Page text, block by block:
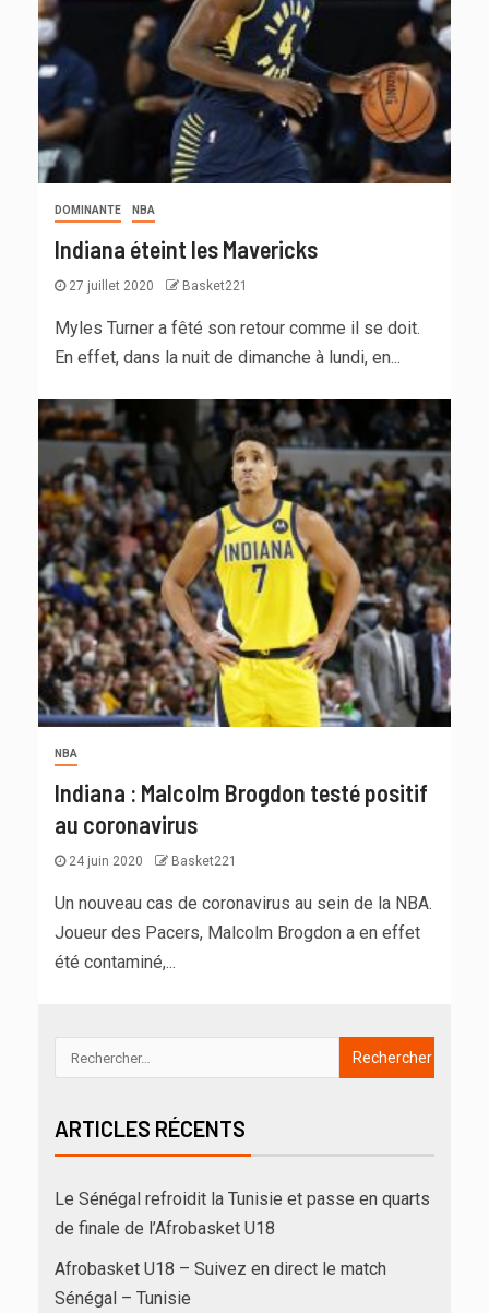
DOMINANTE NBA
Indiana éteint les Mavericks
27 juillet 2020 Basket221
Myles Turner a fêté son retour comme il se doit.
En effet, dans la nuit de dimanche à lundi, en...
NBA
Indiana : Malcolm Brogdon testé positif
au coronavirus
24 juin 2020 Basket221
Un nouveau cas de coronavirus au sein de la NBA.
Joueur des Pacers, Malcolm Brogdon a en effet
été contaminé,...
ARTICLES RÉCENTS
Le Sénégal refroidit la Tunisie et passe en quarts
de finale de l’Afrobasket U18
Afrobasket U18 – Suivez en direct le match
Sénégal – Tunisie